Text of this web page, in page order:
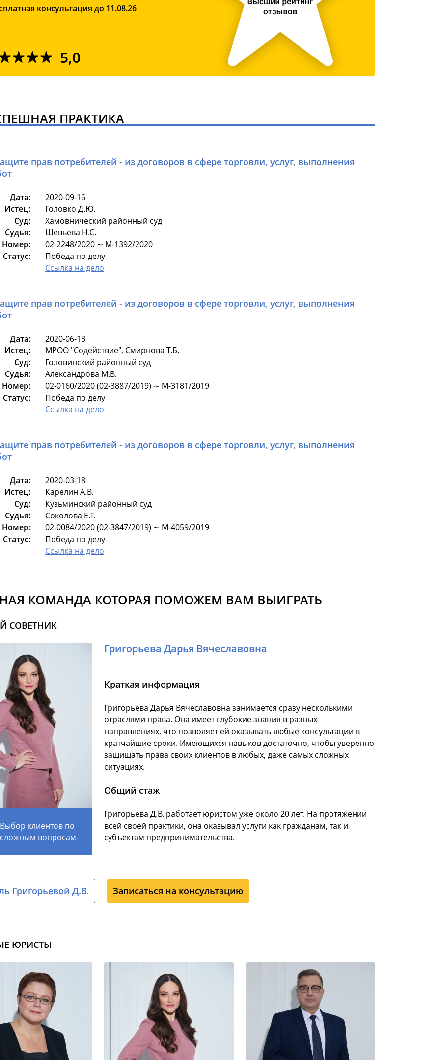
консультация до 11.08.26
5,0
ПРАКТИКА
прав потребителей - из договоров в сфере торговли, услуг, выполнения
Дата:
2020-09-16
Истец:
Головко Д.Ю.
Суд:
Хамовнический районный суд
Судья:
Шевьева Н.С.
Номер:
02-2248/2020 ∼ М-1392/2020
Статус:
Победа по делу
Ссылка на дело
прав потребителей - из договоров в сфере торговли, услуг, выполнения
Дата:
2020-06-18
Истец:
МРОО "Содействие", Смирнова Т.Б.
Суд:
Головинский районный суд
Судья:
Александрова М.В.
Номер:
02-0160/2020 (02-3887/2019) ∼ М-3181/2019
Статус:
Победа по делу
Ссылка на дело
прав потребителей - из договоров в сфере торговли, услуг, выполнения
Дата:
2020-03-18
Истец:
Карелин А.В.
Суд:
Кузьминский районный суд
Судья:
Соколова Е.Т.
Номер:
02-0084/2020 (02-3847/2019) ∼ М-4059/2019
Статус:
Победа по делу
Ссылка на дело
КОМАНДА КОТОРАЯ ПОМОЖЕМ ВАМ ВЫИГРАТЬ
СОВЕТНИК
Выбор клиентов по
сложным вопросам
Григорьева Дарья Вячеславовна
Краткая информация
Григорьева Дарья Вячеславовна занимается сразу несколькими
отраслями права. Она имеет глубокие знания в разных
направлениях, что позволяет ей оказывать любые консультации в
кратчайшие сроки. Имеющихся навыков достаточно, чтобы уверенно
защищать права своих клиентов в любых, даже самых сложных
ситуациях.
Общий стаж
Григорьева Д.В. работает юристом уже около 20 лет. На протяжении
всей своей практики, она оказывал услуги как гражданам, так и
субъектам предпринимательства.
Григорьевой Д.В. Записаться на консультацию
ЮРИСТЫ